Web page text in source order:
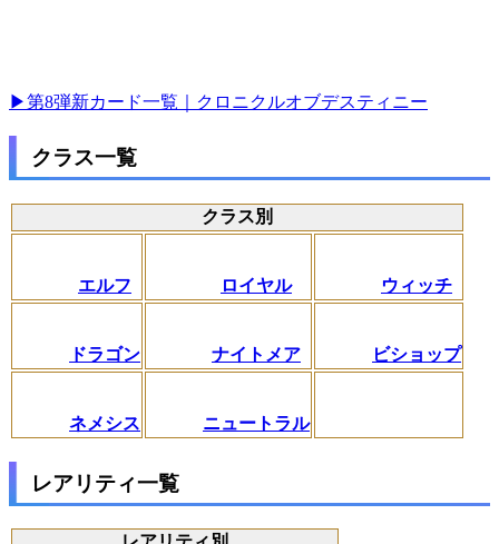
▶第8弾新カード一覧｜クロニクルオブデスティニー
クラス一覧
クラス別
エルフ ロイヤル ウィッチ
ドラゴン ナイトメア ビショップ
ネメシス ニュートラル
レアリティ一覧